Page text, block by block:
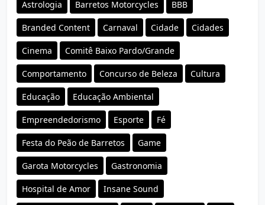
Astrologia Barretos Motorcycles BBB
Branded Content Carnaval Cidade Cidades
Cinema Comitê Baixo Pardo/Grande
Comportamento Concurso de Beleza Cultura
Educação Educação Ambiental
Empreendedorismo Esporte Fé
Festa do Peão de Barretos Game
Garota Motorcycles Gastronomia
Hospital de Amor Insane Sound